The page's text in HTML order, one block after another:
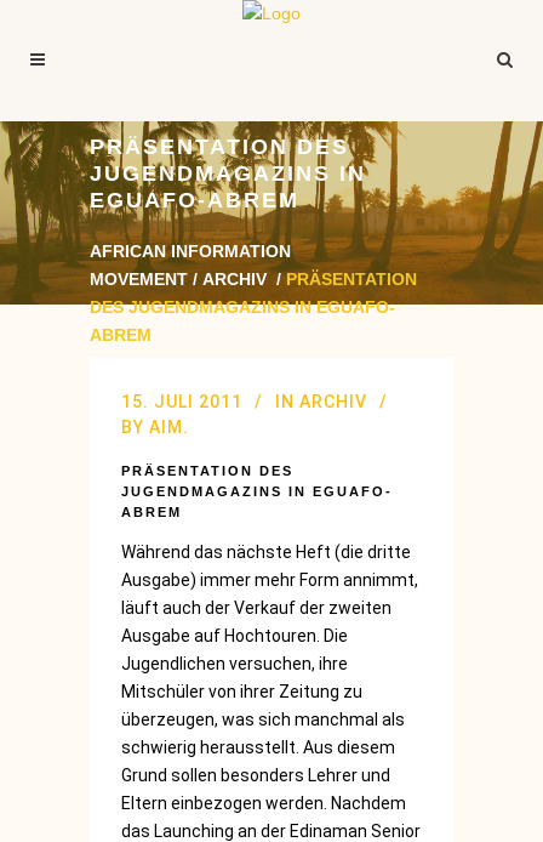
PRÄSENTATION DES
JUGENDMAGAZINS IN
EGUAFO-ABREM
AFRICAN INFORMATION
MOVEMENT / ARCHIV /PRÄSENTATION
DES JUGENDMAGAZINS IN EGUAFO-
ABREM
15. JULI 2011 IN ARCHIV
BY AIM.
PRÄSENTATION DES
JUGENDMAGAZINS IN EGUAFO-
ABREM
Während das nächste Heft (die dritte
Ausgabe) immer mehr Form annimmt,
läuft auch der Verkauf der zweiten
Ausgabe auf Hochtouren. Die
Jugendlichen versuchen, ihre
Mitschüler von ihrer Zeitung zu
überzeugen, was sich manchmal als
schwierig herausstellt. Aus diesem
Grund sollen besonders Lehrer und
Eltern einbezogen werden. Nachdem
das Launching an der Edinaman Senior